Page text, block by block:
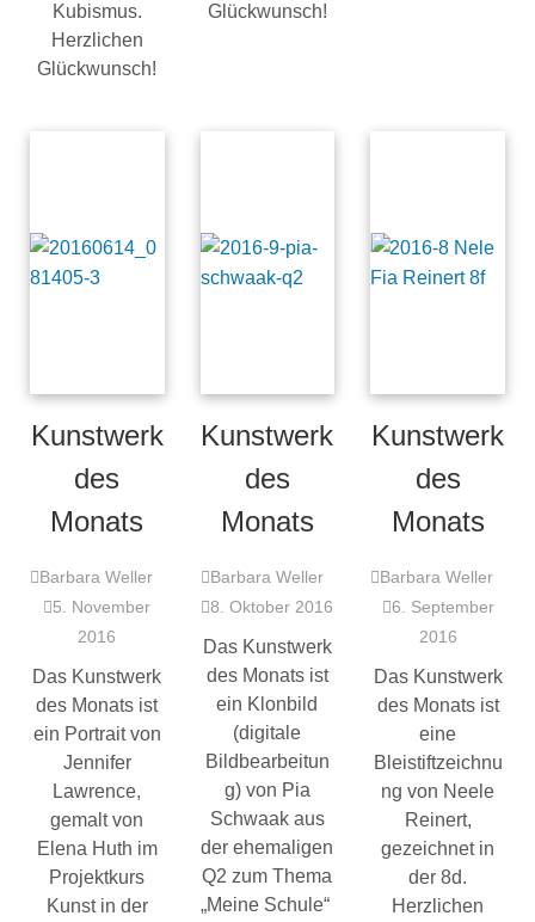
Kubismus.
Herzlichen
Glückwunsch!
Glückwunsch!
Kunstwerk
des
Monats
Barbara Weller
5. November
2016
Das Kunstwerk
des Monats ist
ein Portrait von
Jennifer
Lawrence,
gemalt von
Elena Huth im
Projektkurs
Kunst in der
Kunstwerk
des
Monats
Barbara Weller
8. Oktober 2016
Das Kunstwerk
des Monats ist
ein Klonbild
(digitale
Bildbearbeitun
g) von Pia
Schwaak aus
der ehemaligen
Q2 zum Thema
„Meine Schule“
Kunstwerk
des
Monats
Barbara Weller
6. September
2016
Das Kunstwerk
des Monats ist
eine
Bleistiftzeichnu
ng von Neele
Reinert,
gezeichnet in
der 8d.
Herzlichen